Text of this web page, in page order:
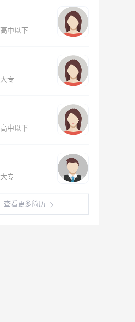
高中以下
大专
高中以下
大专
查看更多简历